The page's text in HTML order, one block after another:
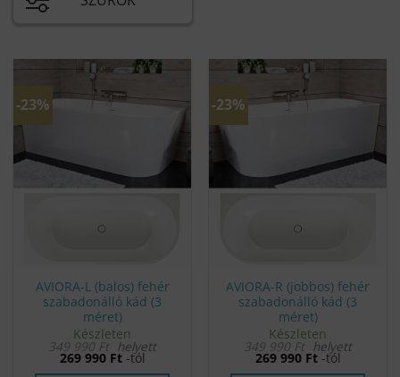
-23%
AVIORA-L (balos) fehér
szabadonálló kád (3
méret)
Készleten
349 990 Ft helyett
269 990 Ft-tól
-23%
AVIORA-R (jobbos) fehér
szabadonálló kád (3
méret)
Készleten
349 990 Ft helyett
269 990 Ft-tól